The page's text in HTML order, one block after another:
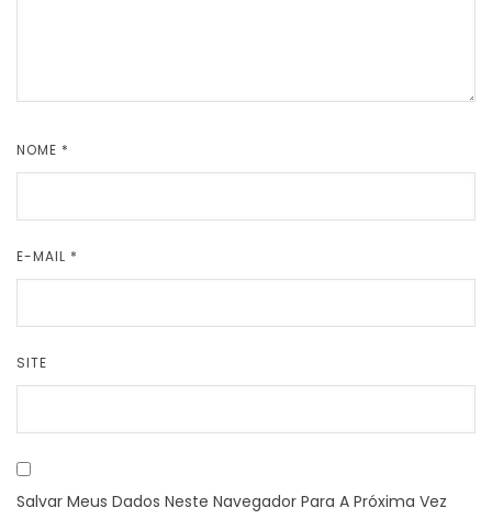
NOME *
E-MAIL *
SITE
Salvar Meus Dados Neste Navegador Para A Próxima Vez